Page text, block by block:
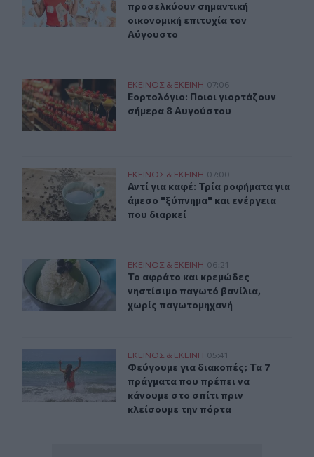
προσελκύουν σημαντική
οικονομική επιτυχία τον
Αύγουστο
Εορτολόγιο: Ποιοι γιορτάζουν σήμερα 8 Αυγούστου
ΕΚΕΙΝΟΣ & ΕΚΕΙΝΗ 07:06
Εορτολόγιο: Ποιοι γιορτάζουν
Εορτολόγιο: Ποιοι γιορτάζουν
σήμερα 8 Αυγούστου
Αντί για καφέ: Τρία ροφήματα για άμεσο "ξύπνημα" και
ΕΚΕΙΝΟΣ & ΕΚΕΙΝΗ 07:00
Αντί για καφέ: Τρία ροφήματα για
Αντί για καφέ: Τρία ροφήματα για
άμεσο "ξύπνημα" και ενέργεια
που διαρκεί
Το αφράτο και κρεμώδες νηστίσιμο παγωτό βανίλια,
ΕΚΕΙΝΟΣ & ΕΚΕΙΝΗ 06:21
Το αφράτο και κρεμώδες
Το αφράτο και κρεμώδες
νηστίσιμο παγωτό βανίλια,
χωρίς παγωτομηχανή
Φεύγουμε για διακοπές; Τα 7 πράγματα που πρέπει να
ΕΚΕΙΝΟΣ & ΕΚΕΙΝΗ 05:41
Φεύγουμε για διακοπές; Τα 7
Φεύγουμε για διακοπές; Τα 7
πράγματα που πρέπει να
κάνουμε στο σπίτι πριν
κλείσουμε την πόρτα